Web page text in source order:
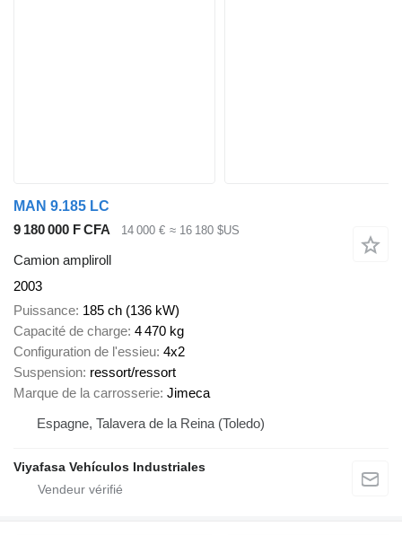
MAN 9.185 LC
9 180 000 F CFA
14 000 € ≈ 16 180 $US
Camion ampliroll
2003
Puissance 185 ch (136 kW)
Capacité de charge 4 470 kg
Configuration de l'essieu 4x2
Suspension ressort/ressort
Marque de la carrosserie Jimeca
Espagne, Talavera de la Reina (Toledo)
Viyafasa Vehículos Industriales